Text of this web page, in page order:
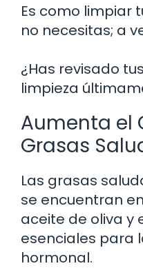
Es como limpiar
no necesitas; a
¿Has revisado
limpieza
Aumenta el
Grasas
Las grasas
se encuentran
aceite de oliva y
esenciales para
hormonal.